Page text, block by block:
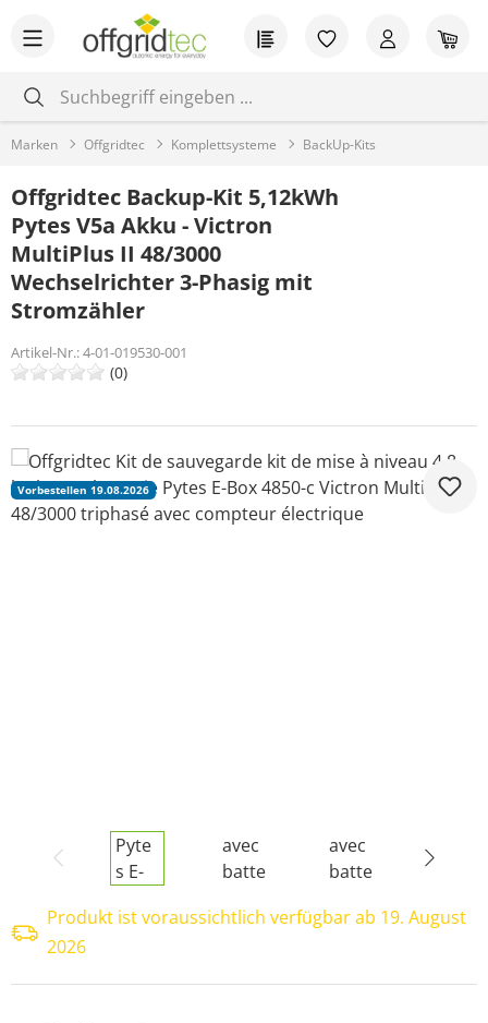
Zum Hauptinhalt springen Du hast 0
Marken Offgridtec Komplettsysteme BackUp-Kits
Offgridtec Backup-Kit 5,12kWh
Pytes V5a Akku - Victron
MultiPlus II 48/3000
Wechselrichter 3-Phasig mit
Stromzähler
Artikel-Nr.:4-01-019530-001
(0)
Bildergalerie überspringen
Vorbestellen 19.08.2026
Produkt ist voraussichtlich verfügbar ab 19. August
2026